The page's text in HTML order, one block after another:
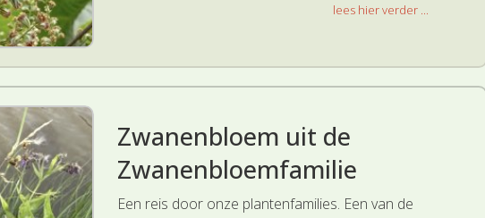
lees hier verder ...
Zwanenbloem uit de
Zwanenbloemfamilie
Een reis door onze plantenfamilies. Een van de